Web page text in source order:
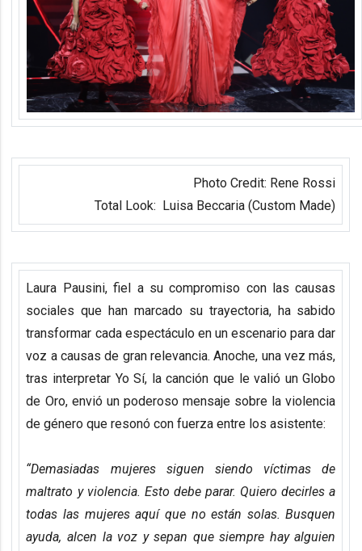
Photo Credit: Rene Rossi
Total Look: Luisa Beccaria (Custom Made)
Laura Pausini, fiel a su compromiso con las causas
sociales que han marcado su trayectoria, ha sabido
transformar cada espectáculo en un escenario para dar
voz a causas de gran relevancia. Anoche, una vez más,
tras interpretar Yo Sí, la canción que le valió un Globo
de Oro, envió un poderoso mensaje sobre la violencia
de género que resonó con fuerza entre los asistente:
“Demasiadas mujeres siguen siendo víctimas de
maltrato y violencia. Esto debe parar. Quiero decirles a
todas las mujeres aquí que no están solas. Busquen
ayuda, alcen la voz y sepan que siempre hay alguien